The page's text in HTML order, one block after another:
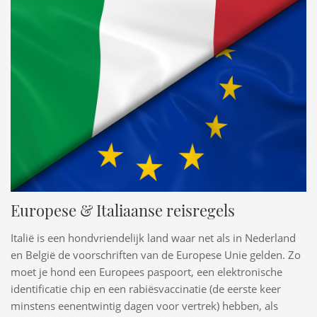
Europese & Italiaanse reisregels
Italië is een hondvriendelijk land waar net als in Nederland
en België de voorschriften van de Europese Unie gelden. Zo
moet je hond een Europees paspoort, een elektronische
identificatie chip en een rabiësvaccinatie (de eerste keer
minstens eenentwintig dagen voor vertrek) hebben, als